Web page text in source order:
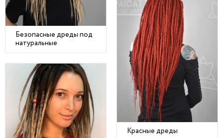
Безопасные дреды под
натуральные
Красные дреды